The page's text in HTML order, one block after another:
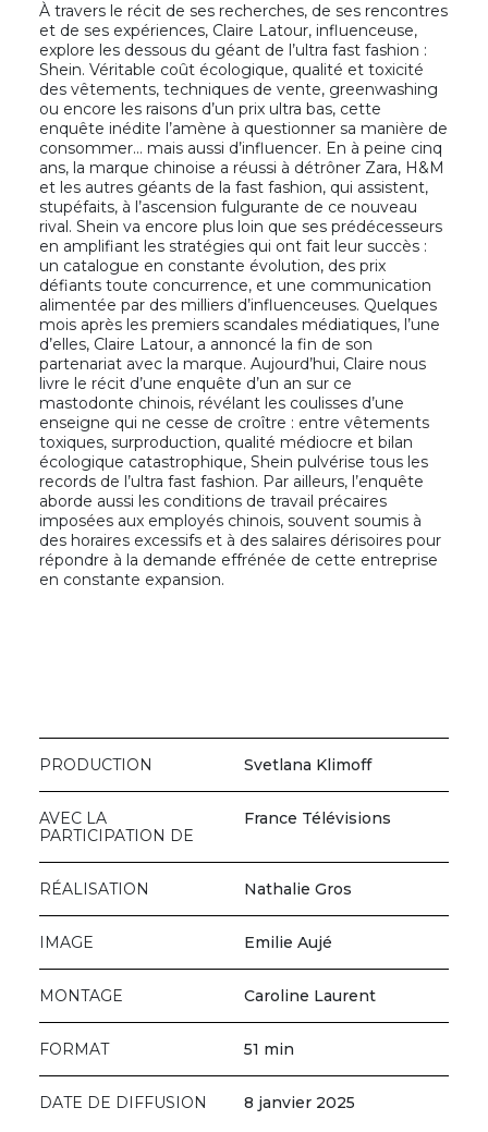
À travers le récit de ses recherches, de ses rencontres
et de ses expériences, Claire Latour, influenceuse,
explore les dessous du géant de l’ultra fast fashion :
Shein. Véritable coût écologique, qualité et toxicité
des vêtements, techniques de vente, greenwashing
ou encore les raisons d’un prix ultra bas, cette
enquête inédite l’amène à questionner sa manière de
consommer… mais aussi d’influencer. En à peine cinq
ans, la marque chinoise a réussi à détrôner Zara, H&M
et les autres géants de la fast fashion, qui assistent,
stupéfaits, à l’ascension fulgurante de ce nouveau
rival. Shein va encore plus loin que ses prédécesseurs
en amplifiant les stratégies qui ont fait leur succès :
un catalogue en constante évolution, des prix
défiants toute concurrence, et une communication
alimentée par des milliers d’influenceuses. Quelques
mois après les premiers scandales médiatiques, l’une
d’elles, Claire Latour, a annoncé la fin de son
partenariat avec la marque. Aujourd’hui, Claire nous
livre le récit d’une enquête d’un an sur ce
mastodonte chinois, révélant les coulisses d’une
enseigne qui ne cesse de croître : entre vêtements
toxiques, surproduction, qualité médiocre et bilan
écologique catastrophique, Shein pulvérise tous les
records de l’ultra fast fashion. Par ailleurs, l’enquête
aborde aussi les conditions de travail précaires
imposées aux employés chinois, souvent soumis à
des horaires excessifs et à des salaires dérisoires pour
répondre à la demande effrénée de cette entreprise
en constante expansion.
PRODUCTION Svetlana Klimoff
AVEC LA
PARTICIPATION DE
France Télévisions
RÉALISATION Nathalie Gros
IMAGE Emilie Aujé
MONTAGE Caroline Laurent
FORMAT 51 min
DATE DE DIFFUSION 8 janvier 2025